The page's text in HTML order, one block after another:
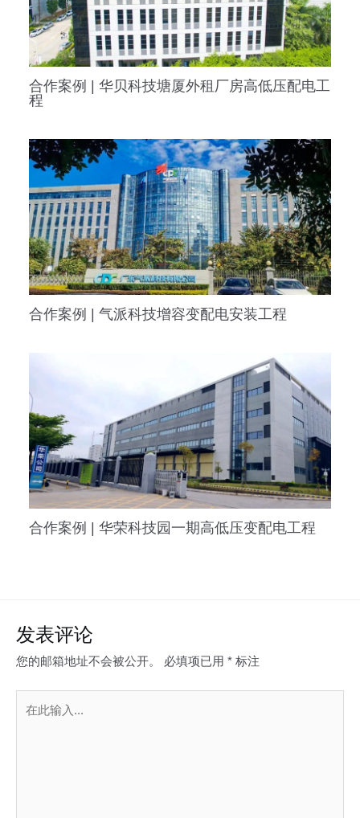
合作案例 | 华贝科技塘厦外租厂房高低压配电工
程
合作案例 | 气派科技增容变配电安装工程
合作案例 | 华荣科技园一期高低压变配电工程
发表评论
您的邮箱地址不会被公开。 必填项已用 * 标注